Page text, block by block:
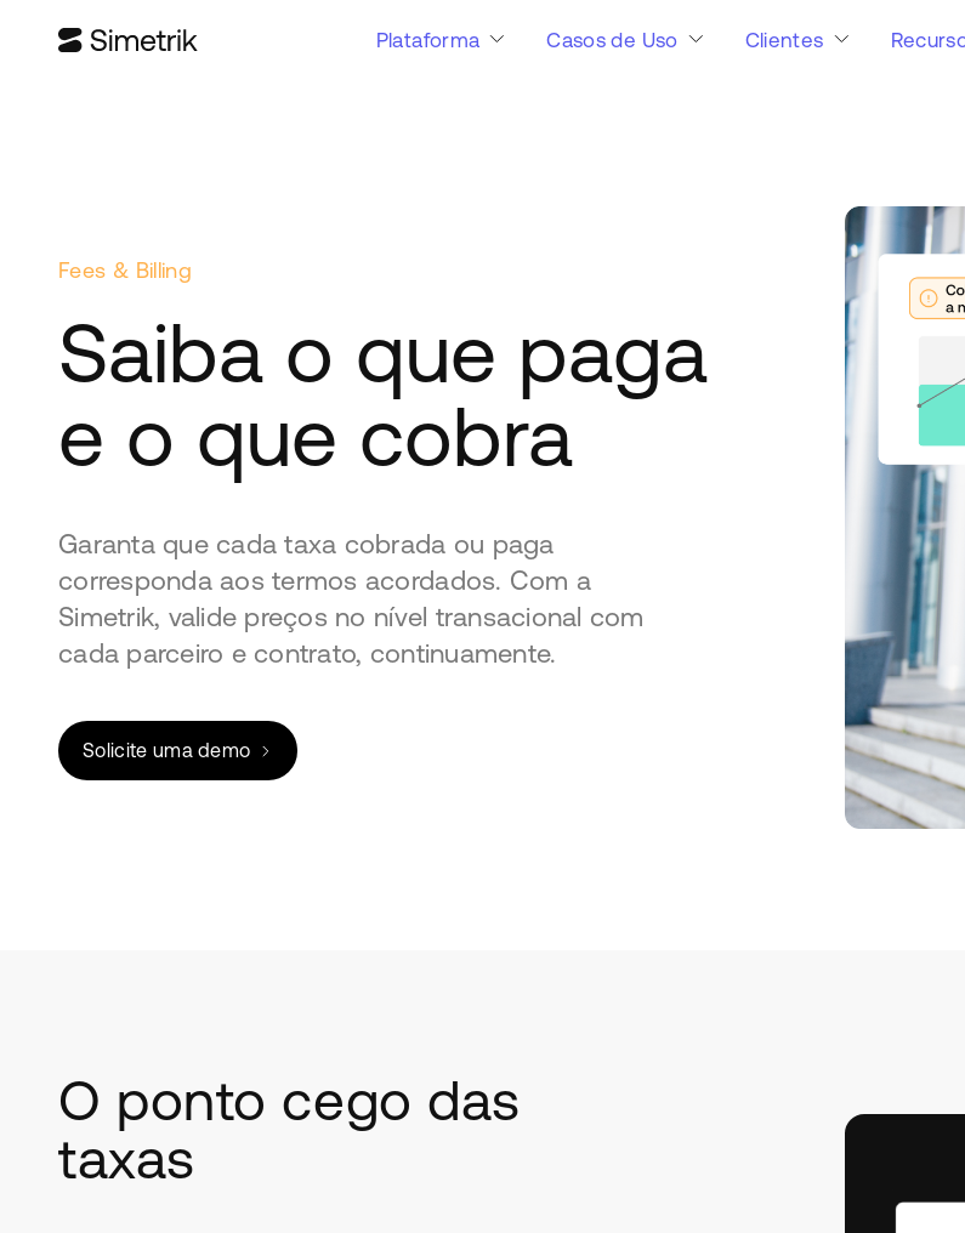
Plataforma Casos de Uso Clientes
Fees & Billing
Saiba o que paga
e o que cobra
Garanta que cada taxa cobrada ou paga
corresponda aos termos acordados. Com a
Simetrik, valide preços no nível transacional com
cada parceiro e contrato, continuamente.
Solicite uma demo
O ponto cego das
taxas